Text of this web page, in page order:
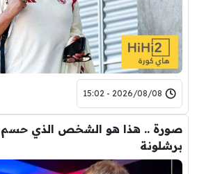
2026/08/08 - 15:02
صورة .. هذا هو الشخص الذي حسم
برشلونة